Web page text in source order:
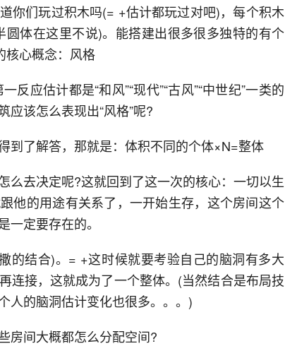
你们玩过积木吗(= +估计都玩过对吧)，每个积木
体在这里不说)。能搭建出很多很多独特的有个
核心概念：风格
反应估计都是“和风”“现代”“古风”“中世纪”一类的
应该怎么表现出“风格”呢?
到了解答，那就是：体积不同的个体×N=整体
么去决定呢?这就回到了这一次的核心：一切以生
他的用途有关系了，一开始生存，这个房间这个
一定要存在的。
的结合)。= +这时候就要考验自己的脑洞有多大
连接，这就成为了一个整体。(当然结合是布局技
人的脑洞估计变化也很多。。。)
房间大概都怎么分配空间?